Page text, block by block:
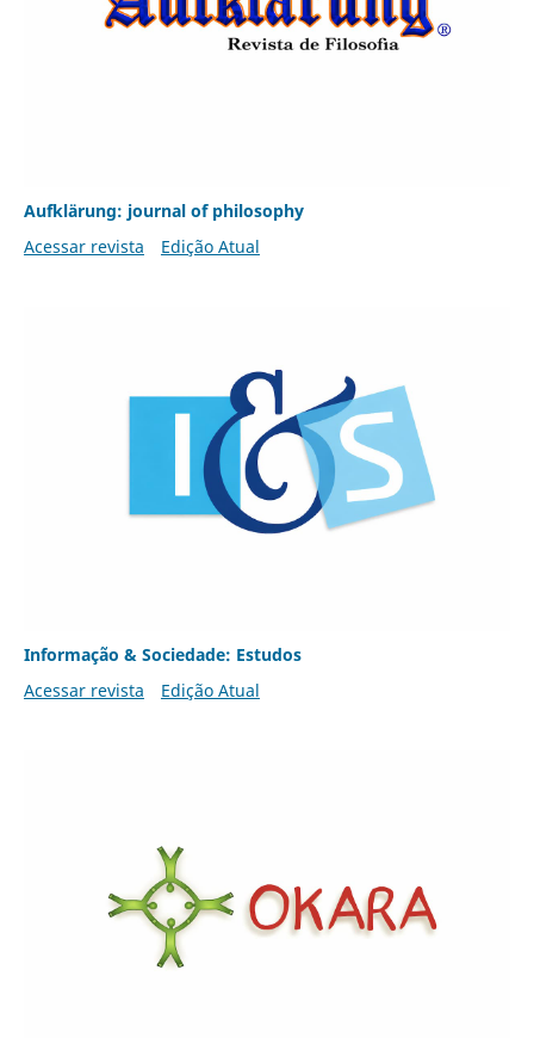
Aufklärung: journal of philosophy
Acessar revista
Edição Atual
Informação & Sociedade: Estudos
Acessar revista
Edição Atual